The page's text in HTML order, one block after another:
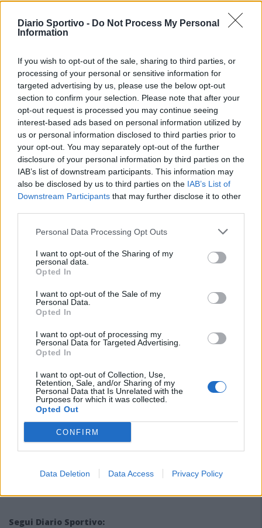
Diario Sportivo - Do Not Process My Personal
Information
If you wish to opt-out of the sale, sharing to third parties, or
processing of your personal or sensitive information for
targeted advertising by us, please use the below opt-out
section to confirm your selection. Please note that after your
opt-out request is processed you may continue seeing
interest-based ads based on personal information utilized by
us or personal information disclosed to third parties prior to
your opt-out. You may separately opt-out of the further
disclosure of your personal information by third parties on the
IAB’s list of downstream participants. This information may
also be disclosed by us to third parties on the IAB’s List of
Downstream Participants that may further disclose it to other
Personal Data Processing Opt Outs
I want to opt-out of the Sharing of my
personal data.
Opted In
I want to opt-out of the Sale of my
Personal Data.
Opted In
I want to opt-out of processing my
Personal Data for Targeted Advertising.
Opted In
I want to opt-out of Collection, Use,
Retention, Sale, and/or Sharing of my
Personal Data that Is Unrelated with the
Purposes for which it was collected.
Opted Out
CONFIRM
Data Deletion Data Access Privacy Policy
6 Ago 2026
L'Ossese si prepara all'esordio in D: Forzati,
Cabrera, Tesio, Limongelli, Bolzicco e tanti
giovani tra i…
7 Ago 2026
Le 5 sarde ancora nel girone G con 8 squadre
laziali, 4 campane e la novità dei molisani del
Venafro
6 Ago 2026
Coppa Italia: Aranova-Ossese il 23, i derby
6 Ago 2026
Anche il Fasano out e le ammissioni salgono
5 Ago 2026
Segui Diario Sportivo: